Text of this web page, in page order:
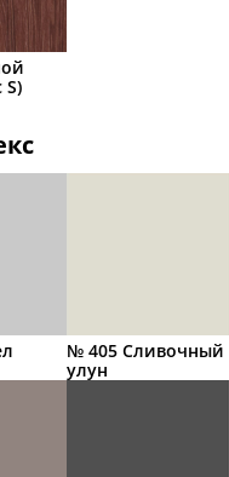
S)
№ 405 Сливочный
улун